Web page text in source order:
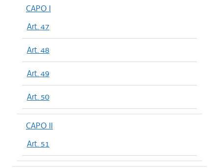
CAPO I
Art. 47
Art. 48
Art. 49
Art. 50
CAPO II
Art. 51